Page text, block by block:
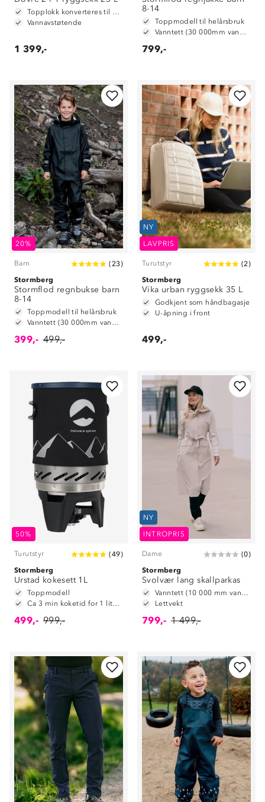
Topplokk konverteres til hoftebelte
Vannavstøtende
1 399,-
8-14
Toppmodell til helårsbruk
Vanntett (30 000mm vannsøyle)
799,-
20%
Barn (23)
Stormberg
Stormflod regnbukse barn
8-14
Toppmodell til helårsbruk
Vanntett (30 000mm vannsøyle)
399,- 499,-
NY
LAVPRIS
Turutstyr (2)
Stormberg
Vika urban ryggsekk 35 L
Godkjent som håndbagasje
U-åpning i front
499,-
50%
Turutstyr (49)
Stormberg
Urstad kokesett 1L
Toppmodell
Ca 3 min koketid for 1 liter vann
499,- 999,-
NY
INTROPRIS
Dame (0)
Stormberg
Svolvær lang skallparkas
Vanntett (10 000 mm vannsøyle)
Lettvekt
799,- 1 499,-